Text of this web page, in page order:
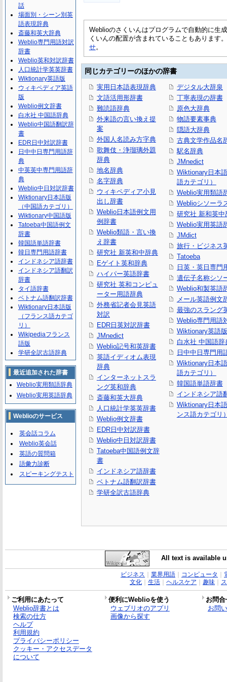
Weblioのさくいんはプログラムで自動的に生
くいんの配置が含まれていることもあります
せ。
同じカテゴリーのほかの辞書
実用日本語表現辞典
文語活用形辞書
難読語辞典
外来語の言い換え提
案
外国人名読み方字典
歌舞伎・浄瑠璃外題
辞典
地名辞典
名字辞典
ウィキペディア小見
出し辞書
Weblio日本語例文用
例辞書
Weblio類語・言い換
え辞書
研究社 新英和中辞典
Eゲイト英和辞典
ハイパー英語辞書
研究社 英和コンピュ
ーター用語辞典
外務省記者会見英語
対訳
EDR日英対訳辞書
JMnedict
Weblio記号和英辞書
英語イディオム表現
辞典
インターネットスラ
ング英和辞典
斎藤和英大辞典
人口統計学英英辞書
Weblio例文辞書
EDR日中対訳辞書
Weblio中日対訳辞書
Tatoeba中国語例文辞
書
インドネシア語辞書
ベトナム語翻訳辞書
学研全訳古語辞典
デジタル大辞泉
丁寧表現の辞書
原色大辞典
物語要素事典
隠語大辞典
古典文学作品名
駅名辞典
JMnedict
Wiktionary日本
語カテゴリ）
Weblio実用類語
Weblioシソーラ
研究社 新和英中
Weblio実用英語
JMdict
旅行・ビジネス
Tatoeba
日英・英日専門
遺伝子名称シソ
Weblio和製英語
メール英語例文
最強のスラング
Weblio専門用語
Wiktionary英語版
白水社 中国語辞
日中中日専門用
Wiktionary日本
語カテゴリ）
韓国語単語辞書
インドネシア語
Wiktionary日本
ンス語カテゴリ
話
場面別・シーン別英
語表現辞典
斎藤和英大辞典
Weblio専門用語対訳
辞書
Weblio英和対訳辞書
人口統計学英英辞書
Wiktionary英語版
ウィキペディア英語
版
Weblio例文辞書
白水社 中国語辞典
Weblio中国語翻訳辞
書
EDR日中対訳辞書
日中中日専門用語辞
典
中英英中専門用語辞
典
Weblio中日対訳辞書
Wiktionary日本語版
（中国語カテゴリ）
Wiktionary中国語版
Tatoeba中国語例文
辞書
韓国語単語辞書
韓日専門用語辞書
インドネシア語辞書
インドネシア語翻訳
辞書
タイ語辞書
ベトナム語翻訳辞書
Wiktionary日本語版
（フランス語カテゴ
リ）
Wikipediaフランス
語版
学研全訳古語辞典
最近追加された辞書
Weblio実用類語辞典
Weblio実用英語辞典
Weblioのサービス
英会話コラム
Weblio英会話
英語の質問箱
語彙力診断
スピーキングテスト
All text is available
ビジネス 業界用語｜ コンピュータ
文化｜ 生活｜ ヘルスケア 趣味｜
ご利用にあたって 便利にWeblioを使う
お問
Weblio辞書とは
検索の仕方
ヘルプ
利用規約
プライバシーポリシー
クッキー・アクセスデータ
について
ウェブリオのアプリ
画像から探す
お問